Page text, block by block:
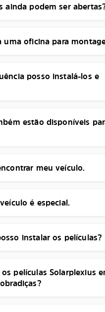
ainda podem ser
uma oficina para
posso instalá-los e
estão disponíveis
meu veículo.
é especial.
instalar os películas?
películas Solarplexius